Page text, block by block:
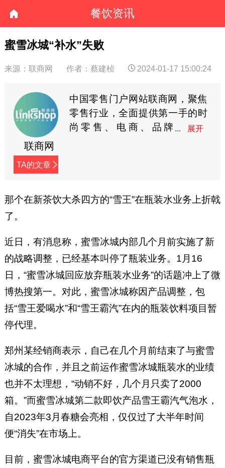
餐饮资讯
蜜雪冰城“补水”失败
来源：联商网 作者：蔡建桢 2024-01-17 15:00:24
联商网
TA的文章
中国零售门户网站联商网，聚焦
零售行业，全面提供第一手的时
尚零售、电商、品牌
那个在新茶饮大杀四方的“雪王”在瓶装水业务上折戟
了。
近日，有消息称，蜜雪冰城内部几个月前实施了新
的战略调整，已经基本叫停了瓶装业务。1月16
日，“蜜雪冰城回应放弃瓶装水业务”的话题冲上了微
博热搜第一。对此，蜜雪冰城称因产品调整，包
括“雪王爱喝水”和“雪王霸汽”在内的瓶装饮料项目暂
停代理。
郑州某经销商表示，自己在几个月前结束了与蜜雪
冰城的合作，并且之前运作蜜雪冰城瓶装水的业绩
也并不太理想，“动销不好，几个月只卖了2000
箱。”而蜜雪冰城第二款即饮产品雪王霸汽气泡水，
自2023年3月春糖会亮相，仅仅过了大半年时间
便“消失”在市场上。
目前，蜜雪冰城电商平台的官方渠道已没有销售瓶